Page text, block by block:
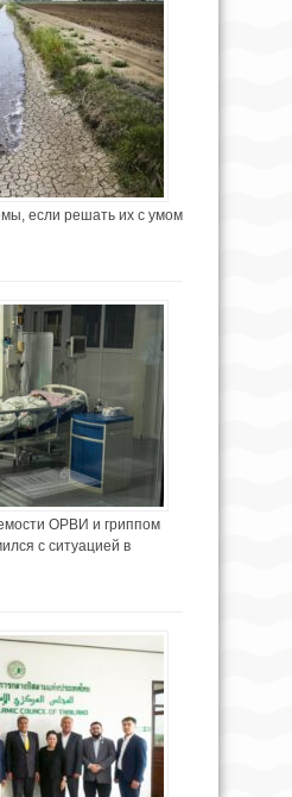
если решать их с умом
ОРВИ и гриппом
с ситуацией в